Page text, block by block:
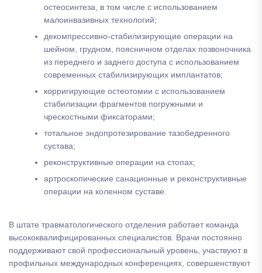
остеосинтеза, в том числе с использованием
малоинвазивных технологий;
декомпрессивно-стабилизирующие операции на
шейном, грудном, поясничном отделах позвоночника
из переднего и заднего доступа с использованием
современных стабилизирующих имплантатов;
корригирующие остеотомии с использованием
стабилизации фрагментов погружными и
чрескостными фиксаторами;
тотальное эндопротезирование тазобедренного
сустава;
реконструктивные операции на стопах;
артроскопические санационные и реконструктивные
операции на коленном суставе.
В штате травматологического отделения работает команда
высококвалифицированных специалистов. Врачи постоянно
поддерживают свой профессиональный уровень, участвуют в
профильных международных конференциях, совершенствуют